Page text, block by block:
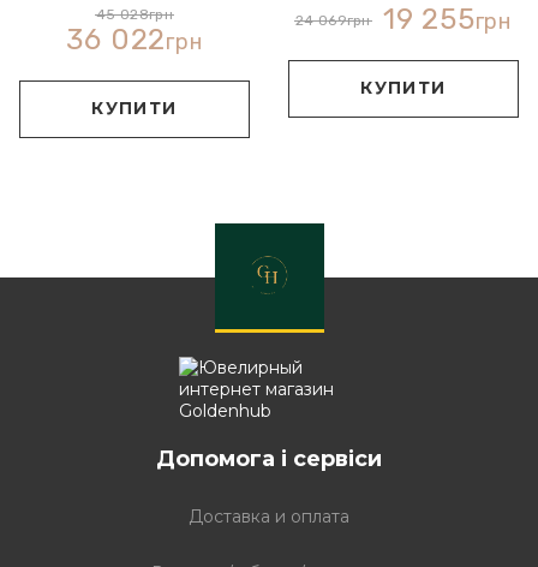
45 028грн
36 022грн
КУПИТИ
24 069грн 19 255грн
КУПИТИ
Допомога і сервіси
Доставка и оплата